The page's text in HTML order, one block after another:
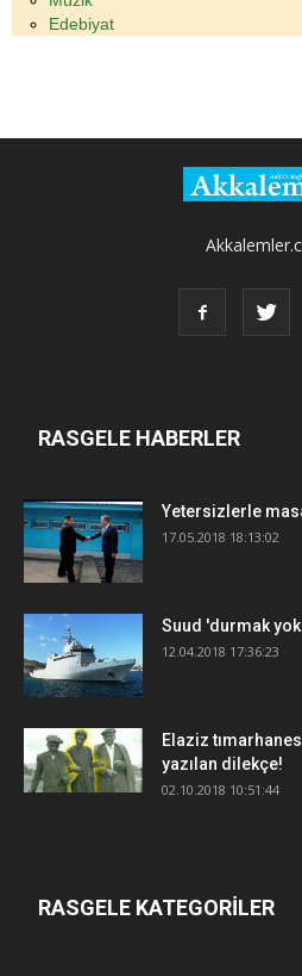
Edebiyat
RASGELE HABERLER
Yetersizlerle
17.05.2018 18:13:02
Suud 'durmak
12.04.2018 17:36:23
Elaziz
yazılan dilekçe!
02.10.2018 10:51:44
RASGELE KATEGORİLER